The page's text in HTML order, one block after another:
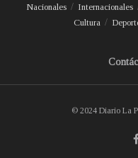
Nacionales Internacionales
Cultura
© 2024 Diario La